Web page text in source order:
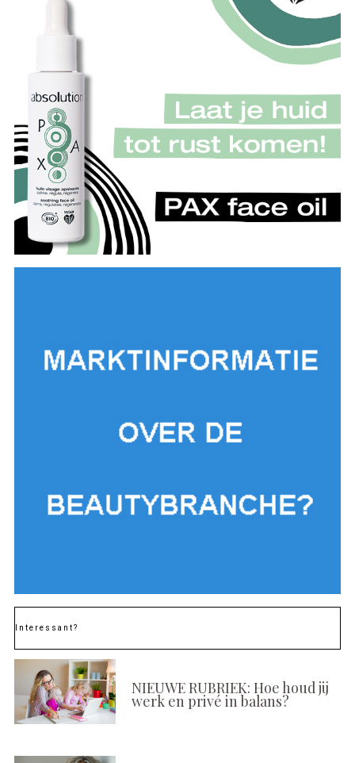
Interessant?
NIEUWE RUBRIEK: Hoe houd jij
werk en privé in balans?